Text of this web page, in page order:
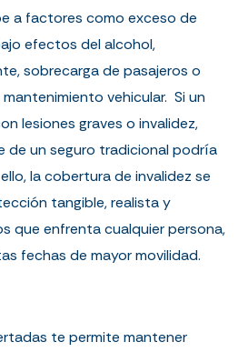
a factores como exceso de
efectos del alcohol,
sobrecarga de pasajeros o
vehicular. Si un
lesiones graves o invalidez,
de un seguro tradicional podría
la cobertura de invalidez se
tangible, realista y
que enfrenta cualquier persona,
fechas de mayor movilidad.
te permite mantener